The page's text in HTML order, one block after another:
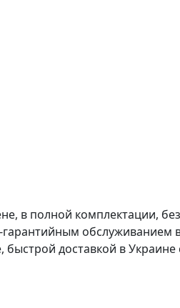
в полной комплектации, без
обслуживанием
доставкой в